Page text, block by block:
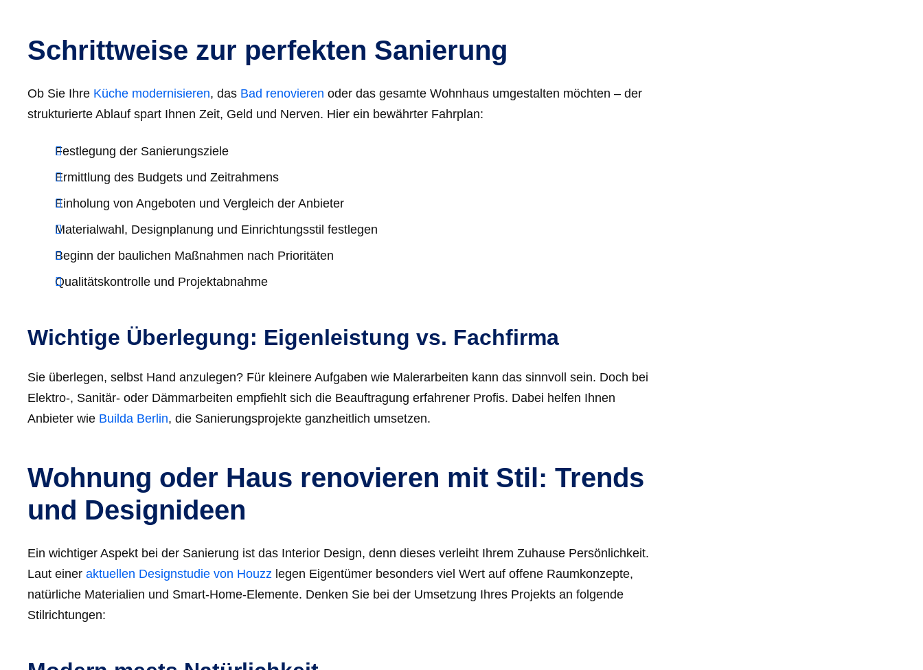
Schrittweise zur perfekten Sanierung
Ob Sie Ihre Küche modernisieren, das Bad renovieren oder das gesamte Wohnhaus umgestalten möchten – der
strukturierte Ablauf spart Ihnen Zeit, Geld und Nerven. Hier ein bewährter Fahrplan:
Festlegung der Sanierungsziele
Ermittlung des Budgets und Zeitrahmens
Einholung von Angeboten und Vergleich der Anbieter
Materialwahl, Designplanung und Einrichtungsstil festlegen
Beginn der baulichen Maßnahmen nach Prioritäten
Qualitätskontrolle und Projektabnahme
Wichtige Überlegung: Eigenleistung vs. Fachfirma
Sie überlegen, selbst Hand anzulegen? Für kleinere Aufgaben wie Malerarbeiten kann das sinnvoll sein. Doch bei
Elektro-, Sanitär- oder Dämmarbeiten empfiehlt sich die Beauftragung erfahrener Profis. Dabei helfen Ihnen
Anbieter wie Builda Berlin, die Sanierungsprojekte ganzheitlich umsetzen.
Wohnung oder Haus renovieren mit Stil: Trends
und Designideen
Ein wichtiger Aspekt bei der Sanierung ist das Interior Design, denn dieses verleiht Ihrem Zuhause Persönlichkeit.
Laut einer aktuellen Designstudie von Houzz legen Eigentümer besonders viel Wert auf offene Raumkonzepte,
natürliche Materialien und Smart-Home-Elemente. Denken Sie bei der Umsetzung Ihres Projekts an folgende
Stilrichtungen: